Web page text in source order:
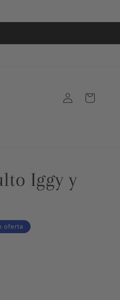
Iniciar
sesión
Carrito
Iggy y
oferta